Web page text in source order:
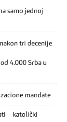
samo jednoj
tri decenije
4.000 Srba u
mandate
– katolički